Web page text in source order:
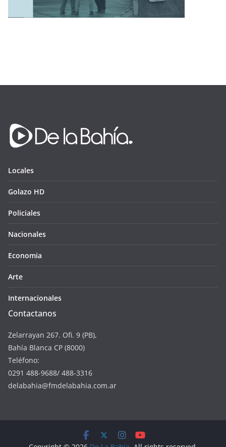
Locales
Golazo HD
Policiales
Nacionales
Economia
Arte
Internacionales
Contactanos
Zelarrayan 267. Ofi. 9 (PB),
Bahía Blanca CP (8000)
Teléfono:
0291 488-9688/ 488-3316
delabahia@fmdelabahia.com.ar